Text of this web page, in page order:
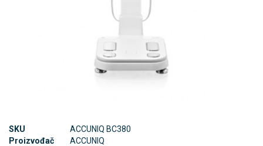
SKU
ACCUNIQ BC380
Proizvođač
ACCUNIQ